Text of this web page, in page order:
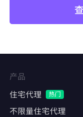
矩阵账号运营
多账号管理
维持账号稳
内容发布与互动
自动化发帖
产品
住宅代理
热门
不限量住宅代理